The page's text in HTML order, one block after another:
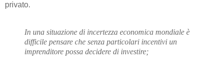
privato.
In una situazione di incertezza economica mondiale è
difficile pensare che senza particolari incentivi un
imprenditore possa decidere di investire;